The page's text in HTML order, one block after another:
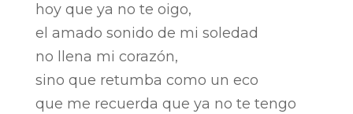
hoy que ya no te oigo,
el amado sonido de mi soledad
no llena mi corazón,
sino que retumba como un eco
que me recuerda que ya no te tengo